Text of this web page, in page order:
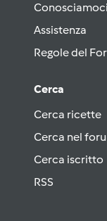
Conosciamoci
Assistenza
Regole del
Cerca
Cerca ricette
Cerca nel
Cerca iscritto
RSS